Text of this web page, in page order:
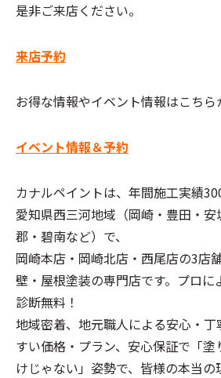
是非ご来店ください。
来店予約
お得な情報やイベント情報はこちら
イベント情報＆予約
カナルペイントは、年間施工実績
愛知県西三河地域（岡崎・豊田・
郡・碧南など）で、
岡崎本店・岡崎北店・西尾店の3店
壁・屋根塗装の専門店です。プロに
診断無料 ！
地域密着、地元職人による安心 ・
すい価格 ・ プラン、 安心保証で「
けじゃない」姿勢で、皆様の本当